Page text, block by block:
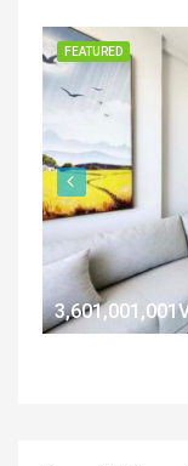
FEATURED